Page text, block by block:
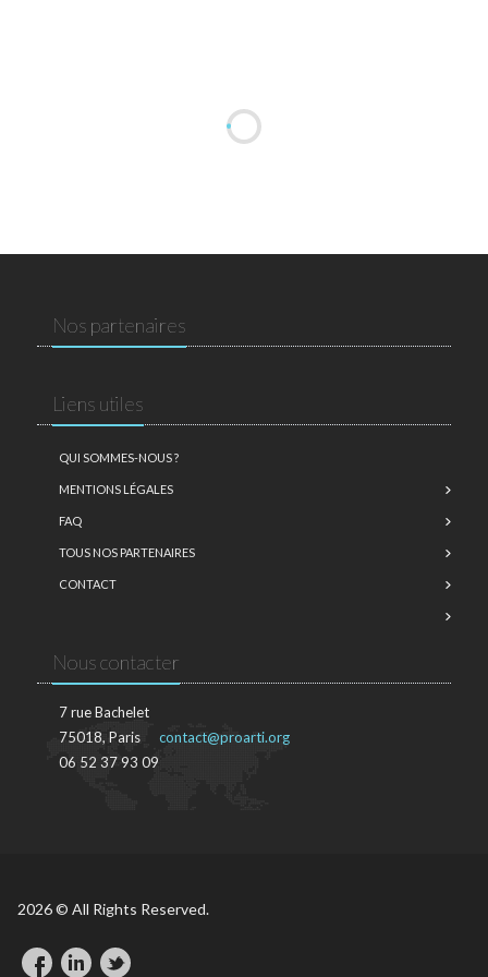
Nos partenaires
Liens utiles
QUI SOMMES-NOUS ?
MENTIONS LÉGALES
FAQ
TOUS NOS PARTENAIRES
CONTACT
Nous contacter
7 rue Bachelet
75018, Paris
06 52 37 93 09
contact@proarti.org
2026 © All Rights Reserved.